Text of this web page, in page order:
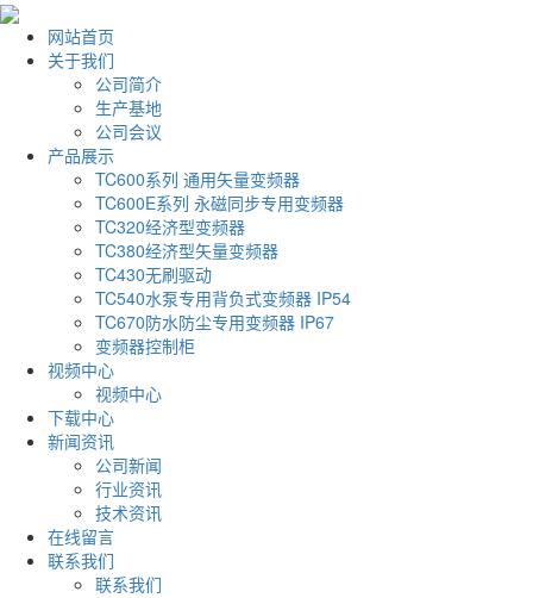
网站首页
关于我们
公司简介
生产基地
公司会议
产品展示
TC600系列 通用矢量变频器
TC600E系列 永磁同步专用变频器
TC320经济型变频器
TC380经济型矢量变频器
TC430无刷驱动
TC540水泵专用背负式变频器 IP54
TC670防水防尘专用变频器 IP67
变频器控制柜
视频中心
视频中心
下载中心
新闻资讯
公司新闻
行业资讯
技术资讯
在线留言
联系我们
联系我们